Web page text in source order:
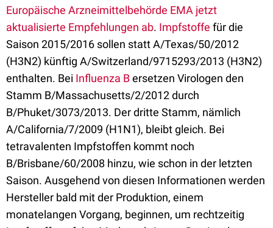
Europäische Arzneimittelbehörde EMA jetzt
aktualisierte Empfehlungen ab. Impfstoffe für die
Saison 2015/2016 sollen statt A/Texas/50/2012
(H3N2) künftig A/Switzerland/9715293/2013 (H3N2)
enthalten. Bei Influenza Bersetzen Virologen den
Stamm B/Massachusetts/2/2012 durch
B/Phuket/3073/2013. Der dritte Stamm, nämlich
A/California/7/2009 (H1N1), bleibt gleich. Bei
tetravalenten Impfstoffen kommt noch
B/Brisbane/60/2008 hinzu, wie schon in der letzten
Saison. Ausgehend von diesen Informationen werden
Hersteller bald mit der Produktion, einem
monatelangen Vorgang, beginnen, um rechtzeitig